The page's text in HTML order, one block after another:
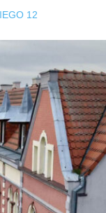
12